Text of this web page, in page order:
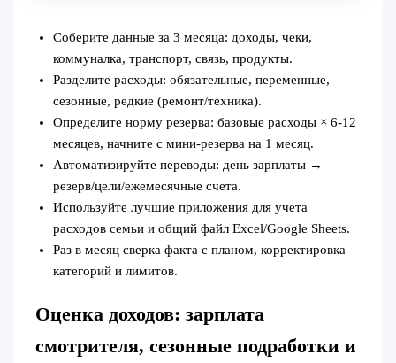
Соберите данные за 3 месяца: доходы, чеки,
коммуналка, транспорт, связь, продукты.
Разделите расходы: обязательные, переменные,
сезонные, редкие (ремонт/техника).
Определите норму резерва: базовые расходы × 6-12
месяцев, начните с мини‑резерва на 1 месяц.
Автоматизируйте переводы: день зарплаты →
резерв/цели/ежемесячные счета.
Используйте лучшие приложения для учета
расходов семьи и общий файл Excel/Google Sheets.
Раз в месяц сверка факта с планом, корректировка
категорий и лимитов.
Оценка доходов: зарплата
смотрителя, сезонные подработки и